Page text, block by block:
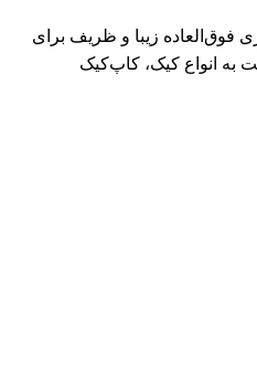
فوق‌العاده زیبا و ظریف برای
به انواع کیک، کاپ‌کیک